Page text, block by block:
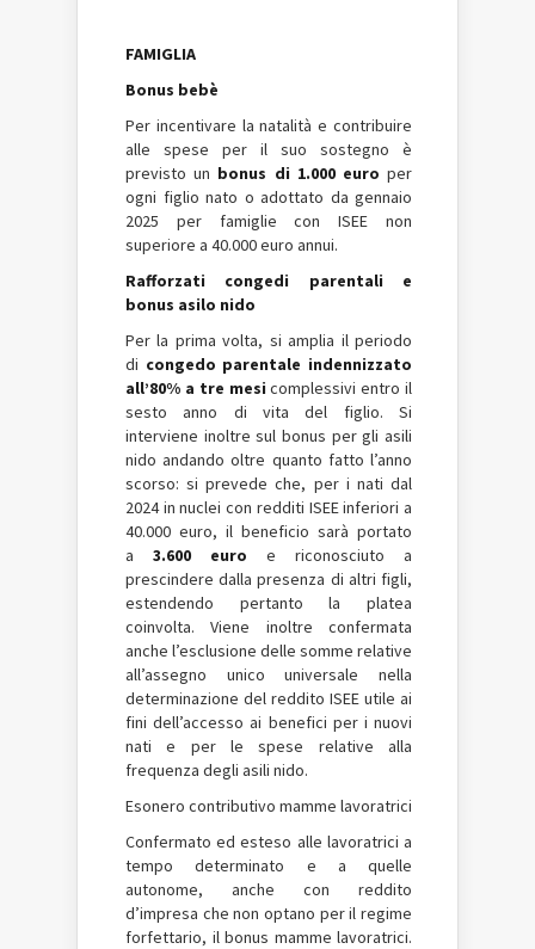
FAMIGLIA
Bonus bebè
Per incentivare la natalità e contribuire
alle spese per il suo sostegno è
previsto un bonus di 1.000 euro per
ogni figlio nato o adottato da gennaio
2025 per famiglie con ISEE non
superiore a 40.000 euro annui.
Rafforzati congedi parentali e
bonus asilo nido
Per la prima volta, si amplia il periodo
di congedo parentale indennizzato
all’80% a tre mesi complessivi entro il
sesto anno di vita del figlio. Si
interviene inoltre sul bonus per gli asili
nido andando oltre quanto fatto l’anno
scorso: si prevede che, per i nati dal
2024 in nuclei con redditi ISEE inferiori a
40.000 euro, il beneficio sarà portato
a 3.600 euro e riconosciuto a
prescindere dalla presenza di altri figli,
estendendo pertanto la platea
coinvolta. Viene inoltre confermata
anche l’esclusione delle somme relative
all’assegno unico universale nella
determinazione del reddito ISEE utile ai
fini dell’accesso ai benefici per i nuovi
nati e per le spese relative alla
frequenza degli asili nido.
Esonero contributivo mamme lavoratrici
Confermato ed esteso alle lavoratrici a
tempo determinato e a quelle
autonome, anche con reddito
d’impresa che non optano per il regime
forfettario, il bonus mamme lavoratrici.